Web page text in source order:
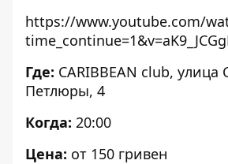
https://www.youtube.com/
Где: CARIBBEAN club, улица
Петлюры, 4
Когда: 20:00
Цена: от 150 гривен